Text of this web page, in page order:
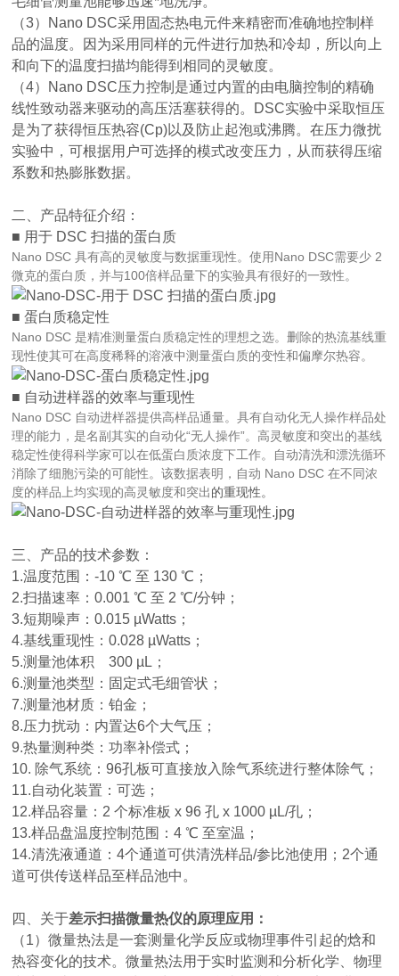
（3）Nano DSC采用固态热电元件来精密而准确地控制样
品的温度。因为采用同样的元件进行加热和冷却，所以向上
和向下的温度扫描均能得到相同的灵敏度。
（4）Nano DSC压力控制是通过内置的由电脑控制的精确
线性致动器来驱动的高压活塞获得的。 DSC实验中采取恒压
是为了获得恒压热容(Cp)以及防止起泡或沸腾。在压力微扰
实验中，可根据用户可选择的模式改变压力，从而获得压缩
系数和热膨胀数据。
二、产品特征介绍：
■ 用于 DSC扫描的蛋白质
Nano DSC 具有高的灵敏度与数据重现性。使用Nano DSC需要少 2
微克的蛋白质，并与100倍样品量下的实验具有很好的一致性。
■ 蛋白质稳定性
Nano DSC 是精准测量蛋白质稳定性的理想之选。删除的热流基线重
现性使其可在高度稀释的溶液中测量蛋白质的变性和偏摩尔热容。
■ 自动进样器的效率与重现性
Nano DSC 自动进样器提供高样品通量。具有自动化无人操作样品处
理的能力，是名副其实的自动化“无人操作”。高灵敏度和突出的基线
稳定性使得科学家可以在低蛋白质浓度下工作。自动清洗和漂洗循环
消除了细胞污染的可能性。该数据表明，自动 Nano DSC 在不同浓
度的样品上均实现的高灵敏度和突出的重现性。
三、产品的技术参数：
1.温度范围：-10 ℃至 130 ℃ ；
2.扫描速率：0.001 ℃至 2 ℃/分钟；
3.短期噪声：0.015 µWatts ；
4.基线重现性：0.028 µWatts ；
5.测量池体积
300 µL ；
6.测量池类型：固定式毛细管状；
7.测量池材质：铂金；
8.压力扰动：内置达6个大气压；
9.热量测种类：功率补偿式；
10. 除气系统：96孔板可直接放入除气系统进行整体除气；
11.自动化装置：可选；
12.样品容量： 2个标准板 x 96孔 x 1000 µL/孔；
13.样品盘温度控制范围：4 ℃至室温；
14.清洗液通道：4个通道可供清洗样品/参比池使用； 2个通
道可供传送样品至样品池中。
四、关于差示扫描微量热仪的原理应用：
（1）微量热法是一套测量化学反应或物理事件引起的焓和
热容变化的技术。微量热法用于实时监测和分析化学、物理